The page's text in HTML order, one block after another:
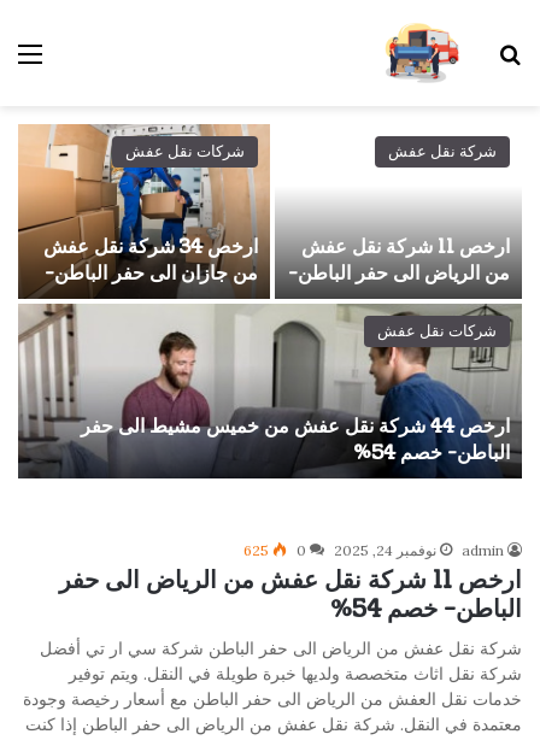
بحث عن
شركة نقل عفش
ارخص 11 شركة نقل عفش
من الرياض الى حفر الباطن-
خصم 54%
شركات نقل عفش
ارخص 34 شركة نقل عفش
من جازان الى حفر الباطن-
خصم 66%
شركات نقل عفش
ارخص 44 شركة نقل عفش من خميس مشيط الى حفر
الباطن- خصم 54%
admin نوفمبر 24, 2025 0
625
ارخص 11 شركة نقل عفش من الرياض الى حفر
الباطن- خصم 54%
شركة نقل عفش من الرياض الى حفر الباطن شركة سي ار تي أفضل
شركة نقل اثاث متخصصة ولديها خبرة طويلة في النقل. ويتم توفير
خدمات نقل العفش من الرياض الى حفر الباطن مع أسعار رخيصة وجودة
معتمدة في النقل. شركة نقل عفش من الرياض الى حفر الباطن إذا كنت